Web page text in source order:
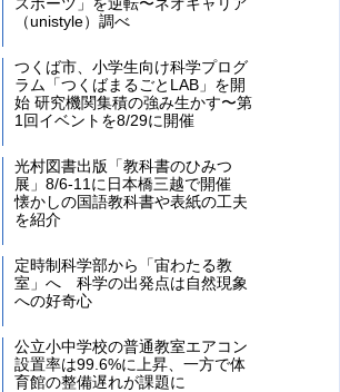
（unistyle）調べ
つくば市、小学生向け科学プログ
ラム「つくばまるごとLAB」を開
始 研究機関集積の強み生かす〜第
1回イベントを8/29に開催
光村図書出版「教科書のひみつ
展」8/6-11に日本橋三越で開催
懐かしの国語教科書や表紙の工夫
を紹介
定時制科学部から「宙わたる教
室」へ 科学の出発点は自然現象
への好奇心
公立小中学校の普通教室エアコン
設置率は99.6%に上昇、一方で体
育館の整備遅れが課題に